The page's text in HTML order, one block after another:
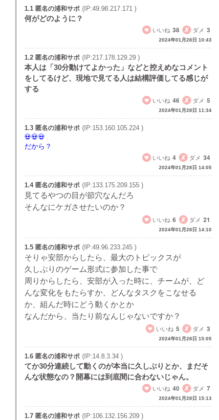
1.1 匿名の浦和サポ (IP:49.98.217.171 )
何がどのように？
いいね 38 ダメ 3
2024年01月28日 10:43
1.2 匿名の浦和サポ (IP:217.178.129.29 )
本人は「30分動けてよかった」などと控えめなコメント
をしてるけど、現地で見てる人は結構評価してる感じが
する
いいね 46 ダメ 5
2024年01月28日 11:34
1.3 匿名の浦和サポ (IP:153.160.105.224 )
だから？
いいね 4 ダメ 34
2024年01月28日 14:05
1.4 匿名の浦和サポ (IP:133.175.209.155 )
見てるやつの目が節穴なんだろ
そんなにケガさせたいのか？
いいね 6 ダメ 21
2024年01月28日 14:10
1.5 匿名の浦和サポ (IP:49.96.233.245 )
そりゃ安部からしたら、最大のトピックスが
久しぶりのゲーム形式に参加した事で
周りからしたら、安部が入った時に、チームが、ど
んな変化をもたらすか、どんなタスクをこなせる
か、組んだ時にどう動くかとか
なんだから、当たり前なんじゃないですか？
いいね 5 ダメ 3
2024年01月28日 15:05
1.6 匿名の浦和サポ (IP:14.8.3.34 )
てか30分連続して動くのが本当に久しぶりとか、まだそ
んな状態なの？開幕には到底間に合わないじゃん。
いいね 40 ダメ 7
2024年01月28日 15:13
1.7 匿名の浦和サポ (IP:106.132.156.209 )